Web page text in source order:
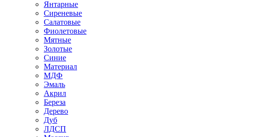
Янтарные
Сиреневые
Салатовые
Фиолетовые
Мятные
Золотые
Синие
Материал
МДФ
Эмаль
Акрил
Береза
Дерево
Дуб
ЛДСП